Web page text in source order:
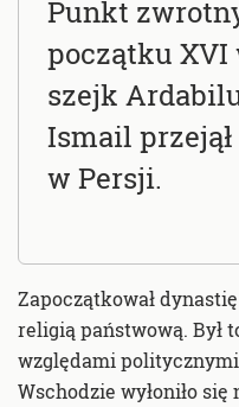
Punkt
początku XVI
szejk
Ismail przejął
w Persji.
Zapoczątkował
religią państwową. Był
względami
Wschodzie wyłoniło